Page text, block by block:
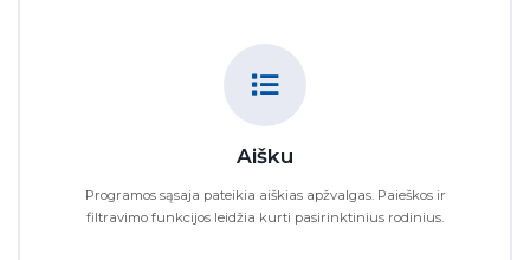
Aišku
Programos sąsaja pateikia aiškias apžvalgas. Paieškos ir
filtravimo funkcijos leidžia kurti pasirinktinius rodinius.